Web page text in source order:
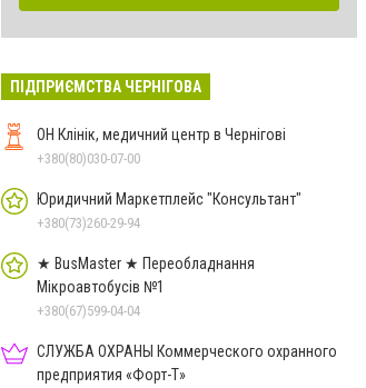
ПІДПРИЄМСТВА ЧЕРНІГОВА
ОН Клінік, медичний центр в Чернігові
+380(80)030-07-00
Юридичний Маркетплейс "Консультант"
+380(73)260-29-94
★ BusMaster ★ Переобладнання
Мікроавтобусів №1
+380(67)599-04-04
СЛУЖБА ОХРАНЫ Коммерческого охранного
предприятия «Форт-Т»